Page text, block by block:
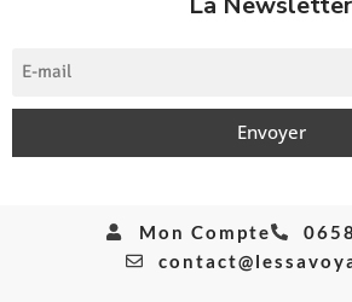
Envoyer
Mon Compte